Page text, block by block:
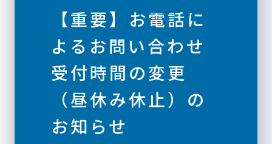
【重要】お電話に
よるお問い合わせ
受付時間の変更
（昼休み休止）の
お知らせ